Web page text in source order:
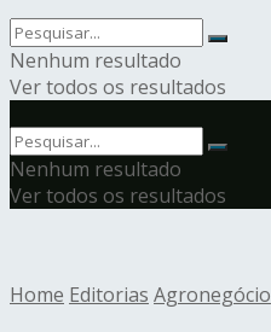
Nenhum resultado
Ver todos os resultados
Nenhum resultado
Ver todos os resultados
Home Editorias Agronegócio